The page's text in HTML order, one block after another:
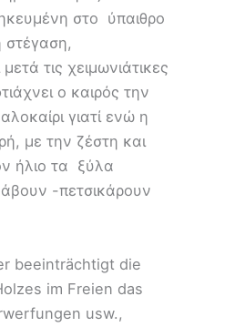
στο ύπαιθρο
τις χειμωνιάτικες
ο καιρός την
γιατί ενώ η
με την ζέστη και
ήλιο τα ξύλα
-πετσικάρουν
beeinträchtigt die
im Freien das
usw.,